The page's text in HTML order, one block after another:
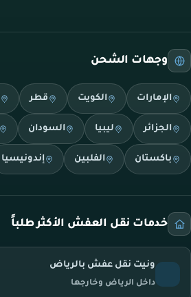
وجهات الشحن
الإمارات الكويت قطر
الجزائر ليبيا السودان
باكستان الفلبين إندونيسيا
خدمات نقل العفش الأكثر طلباً
ونيت نقل عفش بالرياض
داخل الرياض وخارجها